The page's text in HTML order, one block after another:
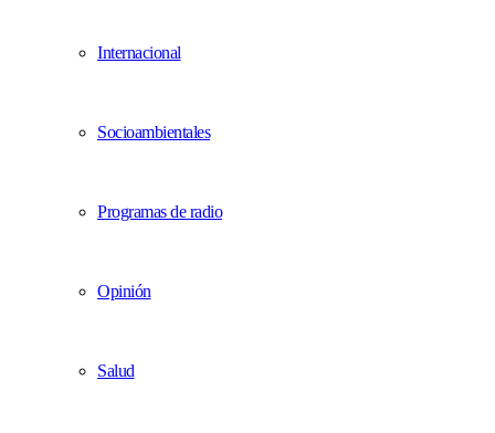
Internacional
Socioambientales
Programas de radio
Opinión
Salud